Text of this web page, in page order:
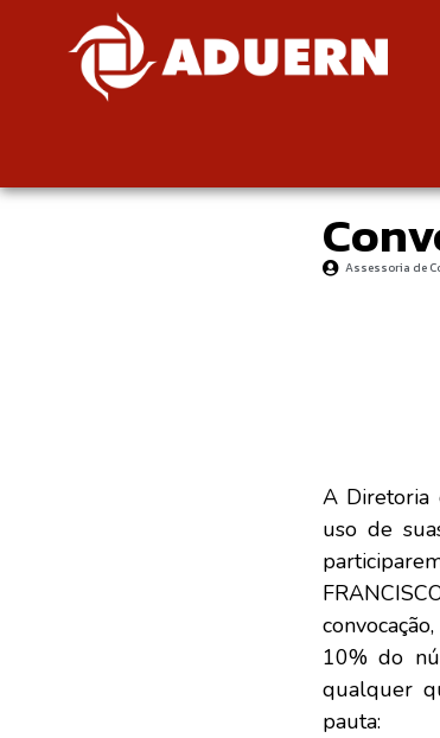
Assessoria de
A Diretoria
uso de
10% do
qualquer
pauta: